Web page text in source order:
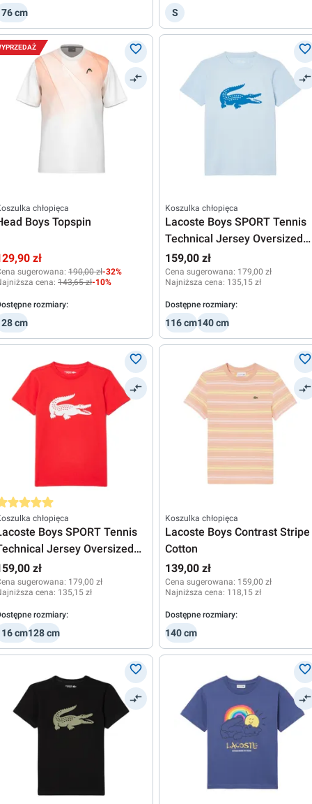
cm S
chłopięca
Boys Topspin
zł
sugerowana: 190,00 zł-32%
cena: 143,65 zł-10%
rozmiary:
cm
Koszulka chłopięca
Lacoste Boys SPORT Tennis
Technical Jersey Oversized
Croc
159,00 zł
Cena sugerowana: 179,00 zł
Najniższa cena: 135,15 zł
Dostępne rozmiary:
116 cm140 cm
ocena 5 z 5 gwiazdek
chłopięca
Boys SPORT Tennis
Jersey Oversized
zł
sugerowana: 179,00 zł
cena: 135,15 zł
rozmiary:
cm128 cm
Koszulka chłopięca
Lacoste Boys Contrast Stripe
Cotton
139,00 zł
Cena sugerowana: 159,00 zł
Najniższa cena: 118,15 zł
Dostępne rozmiary:
140 cm